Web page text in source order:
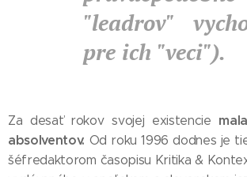
"leadrov"
pre ich "veci").
Za desať rokov svojej existencie
absolventov. Od roku 1996 dodnes je
šéfredaktorom časopisu Kritika &